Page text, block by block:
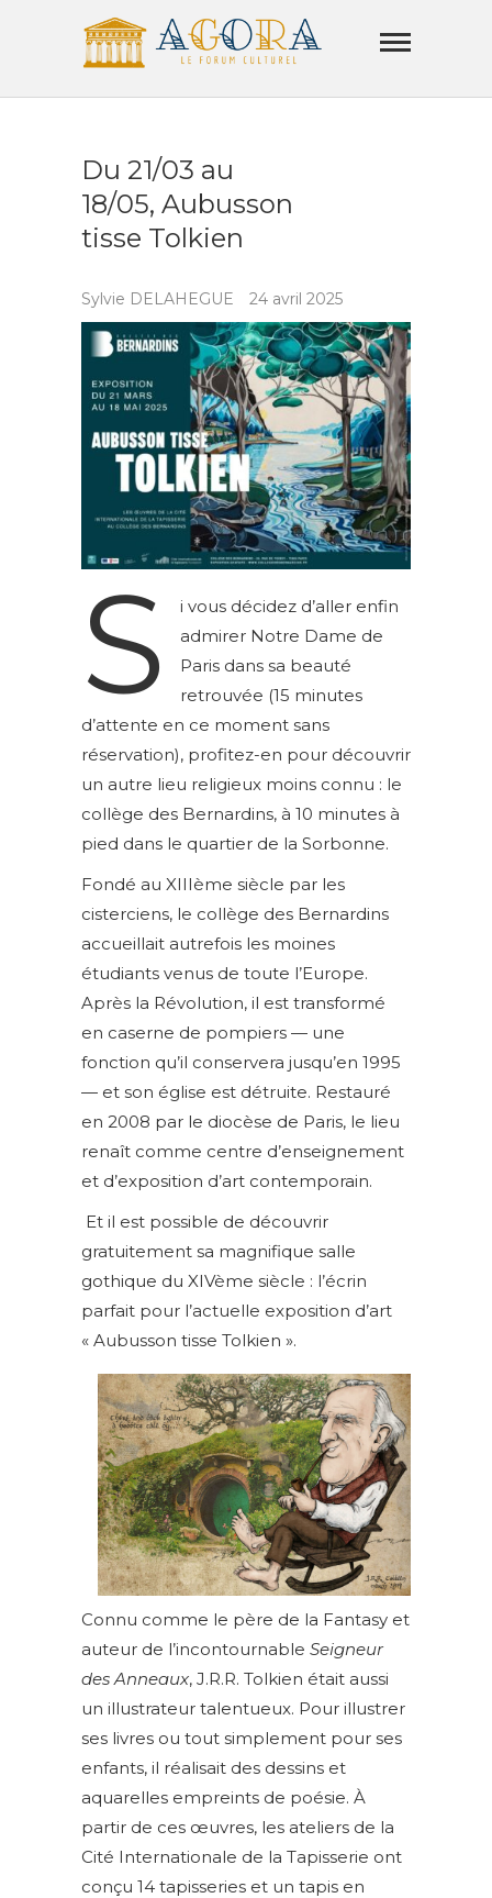
Agora
LE FORUM CULTUREL
Du 21/03 au
18/05, Aubusson
tisse Tolkien
Sylvie DELAHEGUE 24 avril 2025
S
i vous décidez d’aller enfin
admirer Notre Dame de
Paris dans sa beauté
retrouvée (15 minutes
d’attente en ce moment sans
réservation), profitez-en pour découvrir
un autre lieu religieux moins connu : le
collège des Bernardins, à 10 minutes à
pied dans le quartier de la Sorbonne.
Fondé au XIIIème siècle par les
cisterciens, le collège des Bernardins
accueillait autrefois les moines
étudiants venus de toute l’Europe.
Après la Révolution, il est transformé
en caserne de pompiers — une
fonction qu’il conservera jusqu’en 1995
— et son église est détruite. Restauré
en 2008 par le diocèse de Paris, le lieu
renaît comme centre d’enseignement
et d’exposition d’art contemporain.
Et il est possible de découvrir
gratuitement sa magnifique salle
gothique du XIVème siècle : l’écrin
parfait pour l’actuelle exposition d’art
« Aubusson tisse Tolkien ».
Connu comme le père de la Fantasy et
auteur de l’incontournable Seigneur
des Anneaux, J.R.R. Tolkien était aussi
un illustrateur talentueux. Pour illustrer
ses livres ou tout simplement pour ses
enfants, il réalisait des dessins et
aquarelles empreints de poésie. À
partir de ces œuvres, les ateliers de la
Cité Internationale de la Tapisserie ont
conçu 14 tapisseries et un tapis en